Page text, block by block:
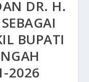
DR. H.
BUPATI
2026